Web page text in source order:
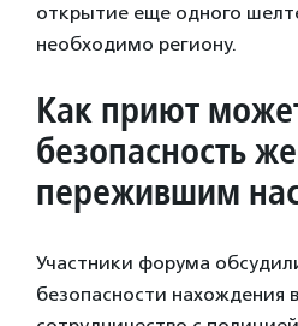
открытие еще одного
необходимо региону.
Как приют
безопасность
пережившим
Участники форума
безопасности нахождения